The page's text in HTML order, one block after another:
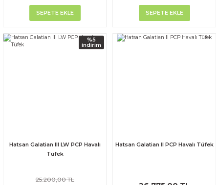
SEPETE EKLE SEPETE EKLE
%5
indirim
Hatsan Galatian III LW PCP Havalı
Tüfek
25.200,00 TL
Hatsan Galatian II PCP Havalı Tüfek